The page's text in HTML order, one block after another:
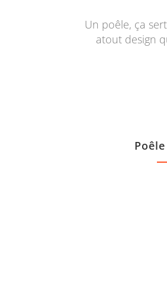
Un poêle, ça
atout design